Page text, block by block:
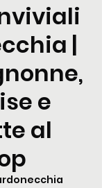
|
e
al